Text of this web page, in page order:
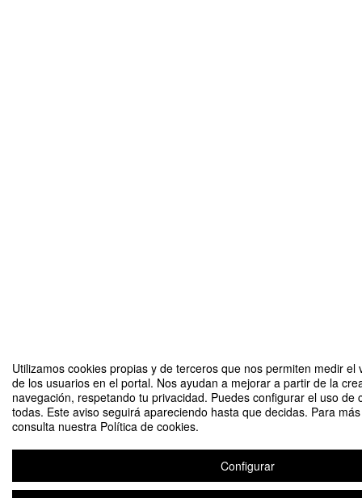
Utilizamos cookies propias y de terceros que nos permiten medir el
de los usuarios en el portal. Nos ayudan a mejorar a partir de la
navegación, respetando tu privacidad. Puedes configurar el uso de
todas. Este aviso seguirá apareciendo hasta que decidas. Para
consulta nuestra Política de cookies.
Configurar